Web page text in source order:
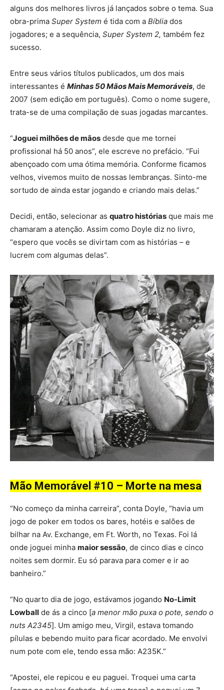
alguns dos melhores livros já lançados sobre o tema. Sua
obra-prima Super System é tida com a Bíblia dos
jogadores; e a sequência, Super System 2, também fez
sucesso.
Entre seus vários títulos publicados, um dos mais
interessantes é Minhas 50 Mãos Mais Memoráveis, de
2007 (sem edição em português). Como o nome sugere,
trata-se de uma compilação de suas jogadas marcantes.
“Joguei milhões de mãos desde que me tornei
profissional há 50 anos”, ele escreve no prefácio. “Fui
abençoado com uma ótima memória. Conforme ficamos
velhos, vivemos muito de nossas lembranças. Sinto-me
sortudo de ainda estar jogando e criando mais delas.”
Decidi, então, selecionar as quatro histórias que mais me
chamaram a atenção. Assim como Doyle diz no livro,
“espero que vocês se divirtam com as histórias – e
lucrem com algumas delas”.
Mão Memorável #10 – Morte na mesa
“No começo da minha carreira”, conta Doyle, “havia um
jogo de poker em todos os bares, hotéis e salões de
bilhar na Av. Exchange, em Ft. Worth, no Texas. Foi lá
onde joguei minha maior sessão, de cinco dias e cinco
noites sem dormir. Eu só parava para comer e ir ao
banheiro.”
“No quarto dia de jogo, estávamos jogando No-Limit
Lowball de ás a cinco [a menor mão puxa o pote, sendo o
nuts A2345]. Um amigo meu, Virgil, estava tomando
pílulas e bebendo muito para ficar acordado. Me envolvi
num pote com ele, tendo essa mão: A235K.”
“Apostei, ele repicou e eu paguei. Troquei uma carta